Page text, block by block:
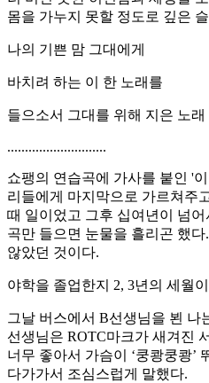
몸을 가누지 못할 정도로 깊은
나의 기쁜 맘 그대에게
바치려 하는 이 한 노래를
들으소서 그대를 위해 지은 노래
............................
쇼팽의 연습곡에 가사를 붙인 '
리들에게 마지막으로 가르쳐주
때 일이었고 그후 십여년이 넘
곡만 들으면 눈물을 흘리곤 했
않았던 것이다.
야학을 졸업한지 2, 3년의 세월
그날 버스에서 B선생님을 뵌 나
선생님은 ROTC마크가 새겨진
너무 좋아서 가슴이 ‘쿵쾅쿵쾅’
다가가서 조심스럽게 말했다.